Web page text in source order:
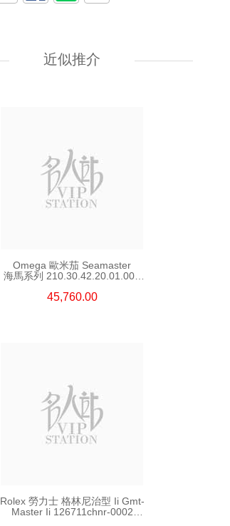
近似推介
鋼 遊艇 灰面
107,000.00
Omega 歐米茄 Seamaster
海馬系列 210.30.42.20.01.002
45,760.00
Rolex 勞力士 格林尼治型 Ii Gmt-
Master Ii 126711chnr-0002